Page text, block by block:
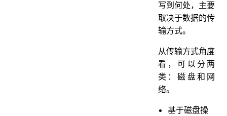
写到何处，主要
取决于数据的传
输方式。
从传输方式角度
看，可以分两
类：磁盘和网
络。
基于磁盘操